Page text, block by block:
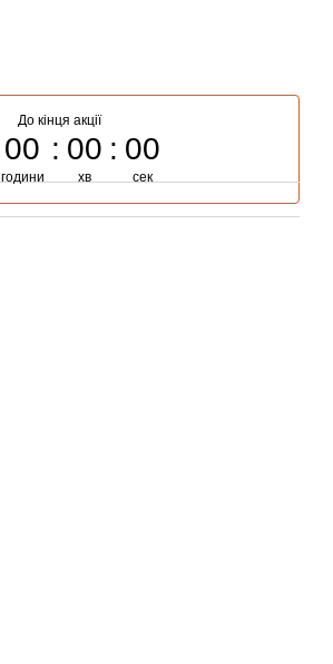
До кінця акції
00
години
00
хв
00
сек